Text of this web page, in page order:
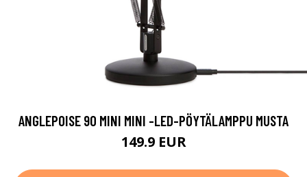
ANGLEPOISE 90 MINI MINI -LED-PÖYTÄLAMPPU MUSTA
149.9 EUR